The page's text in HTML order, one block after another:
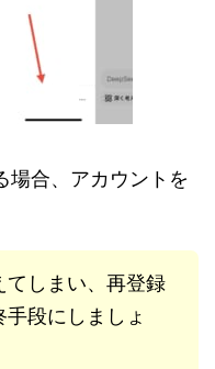
場合、アカウントを
てしまい、再登録
段にしましょ